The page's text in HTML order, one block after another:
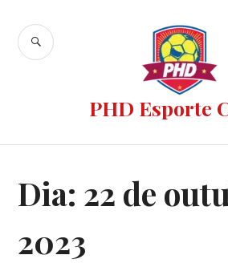
PHD Esporte
Dia: 22 de
2023